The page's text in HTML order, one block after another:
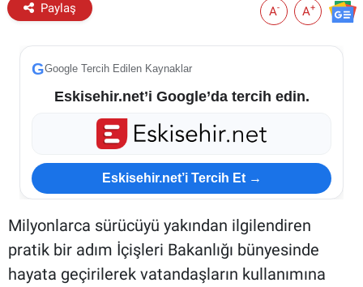
Paylaş A- A+
GGoogle Tercih Edilen Kaynaklar
Eskisehir.net’i Google’da tercih edin.
Eskisehir.net’i Tercih Et →
Milyonlarca sürücüyü yakından ilgilendiren
pratik bir adım İçişleri Bakanlığı bünyesinde
hayata geçirilerek vatandaşların kullanımına